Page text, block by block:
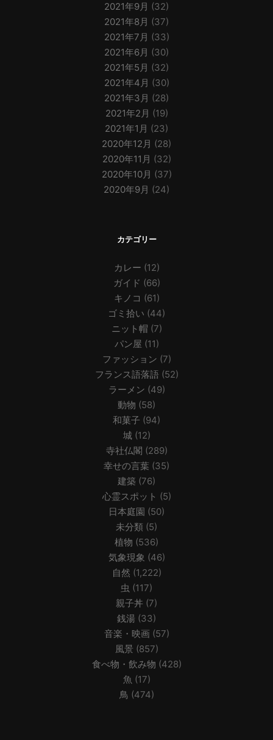
2021年9月 (32)
2021年8月 (37)
2021年7月 (33)
2021年6月 (30)
2021年5月 (32)
2021年4月 (30)
2021年3月 (28)
2021年2月 (19)
2021年1月 (23)
2020年12月 (28)
2020年11月 (32)
2020年10月 (37)
2020年9月 (24)
カテゴリー
カレー (12)
ガイド (66)
キノコ (61)
ゴミ拾い (44)
ニット帽 (7)
パン屋 (11)
ファッション (7)
フランス語落語 (52)
ラーメン (49)
動物 (58)
和菓子 (94)
城(12)
寺社仏閣 (289)
幸せの言葉 (35)
建築 (76)
心霊スポット (5)
日本庭園 (50)
未分類 (5)
植物 (536)
気象現象 (46)
自然 (1,222)
虫 (117)
親子丼 (7)
銭湯 (33)
音楽・映画 (57)
風景(857)
食べ物・飲み物 (428)
魚 (17)
鳥 (474)